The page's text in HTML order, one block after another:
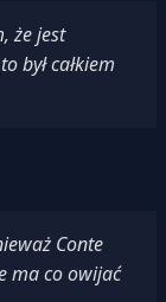
że jest
był całkiem
Conte
ma co owijać